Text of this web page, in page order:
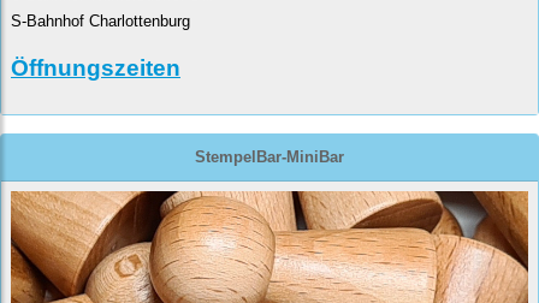
S-Bahnhof Charlottenburg
Öffnungszeiten
StempelBar-MiniBar